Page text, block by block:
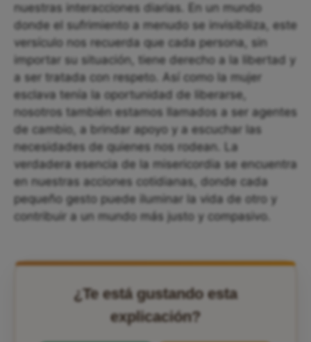
nuestras interacciones diarias. En un mundo
donde el sufrimiento a menudo se invisibiliza, este
versículo nos recuerda que cada persona, sin
importar su situación, tiene derecho a la libertad y
a ser tratada con respeto. Así como la mujer
esclava tenía la oportunidad de liberarse,
nosotros también estamos llamados a ser agentes
de cambio, a brindar apoyo y a escuchar las
necesidades de quienes nos rodean. La
verdadera esencia de la misericordia se encuentra
en nuestras acciones cotidianas, donde cada
pequeño gesto puede iluminar la vida de otro y
contribuir a un mundo más justo y compasivo.
¿Te está gustando esta
explicación?